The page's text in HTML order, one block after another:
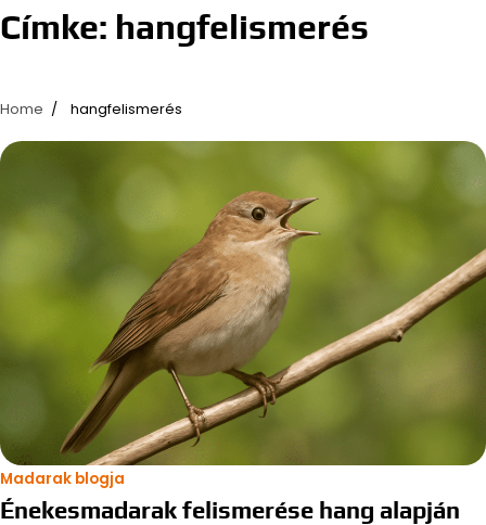
Címke: hangfelismerés
Home hangfelismerés
Madarak blogja
Énekesmadarak felismerése hang alapján